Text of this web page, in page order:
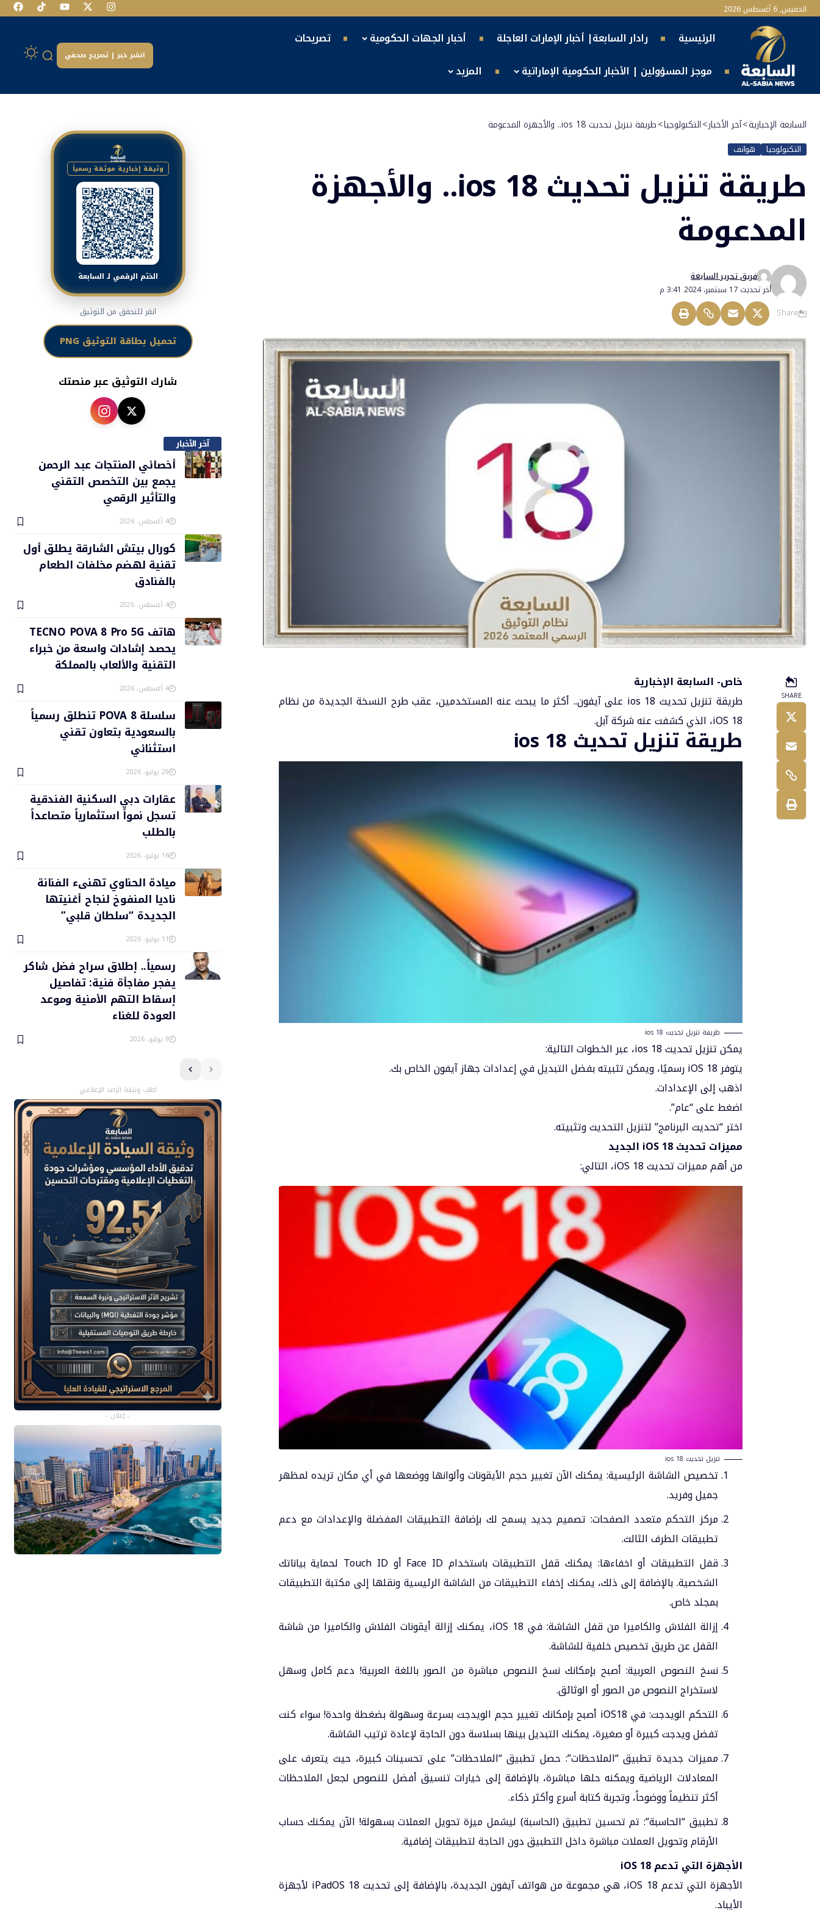
الخميس, 6 أغسطس 2026
الرئيسية رادار السابعة| أخبار الإمارات العاجلة أخبار الجهات الحكومية
تصريحات
موجز المسؤولين | الأخبار الحكومية الإماراتية
المزيد
انشر خبر | تصريح صحفي
السابعة الإخبارية>آخر الأخبار>التكنولوجيا>طريقة تنزيل تحديث ios 18.. والأجهزة المدعومة
التكنولوجيا هواتف
طريقة تنزيل تحديث ios 18.. والأجهزة
المدعومة
أخر تحديث 17 سبتمبر، 2024 3:41 م
فريق تحرير السابعة
Share
SHARE
خاص- السابعة الإخبارية
طريقة تنزيل تحديث
ios 18 على آيفون.. أكثر ما يبحث عنه المستخدمين، عقب طرح النسخة الجديدة من نظام
iOS 18، الذي كشفت عنه شركة آبل.
طريقة تنزيل تحديث ios 18
طريقة تنزيل تحديث ios 18
يمكن تنزيل تحديث ios 18، عبر الخطوات التالية:
يتوفر iOS 18 رسميًا، ويمكن تثبيته بفضل التبديل في إعدادات جهاز
آيفونالخاص بك.
اذهب إلى الإعدادات.
اضغط على “عام”.
اختر “تحديث البرنامج” لتنزيل التحديث وتثبيته.
مميزات تحديث iOS 18 الجديد
من أهم مميزات تحديث iOS 18، التالي:
تنزيل تحديث ios 18
تخصيص الشاشة الرئيسية: يمكنك الآن تغيير حجم الأيقونات وألوانها ووضعها في أي مكان تريده لمظهر
جميل وفريد.
مركز التحكم متعدد الصفحات: تصميم جديد يسمح لك بإضافة التطبيقات المفضلة والإعدادات مع دعم
تطبيقات الطرف الثالث.
قفل التطبيقات أو اخفاءها: يمكنك قفل التطبيقات باستخدام Face ID أو Touch ID لحماية بياناتك
الشخصية. بالإضافة إلى ذلك، يمكنك إخفاء التطبيقات من الشاشة الرئيسية ونقلها إلى مكتبة التطبيقات
بمجلد خاص.
إزالة الفلاش والكاميرا من قفل الشاشة: في iOS 18، يمكنك إزالة أيقونات الفلاش والكاميرا من شاشة
القفل عن طريق تخصيص خلفية للشاشة.
نسخ النصوص العربية: أصبح بإمكانك نسخ النصوص مباشرة من الصور باللغة العربية! دعم كامل وسهل
لاستخراج النصوص من الصور أو الوثائق.
التحكم الويدجت: في iOS18 أصبح بإمكانك تغيير حجم الويدجت بسرعة وسهولة بضغطة واحدة! سواء كنت
تفضل ويدجت كبيرة أو صغيرة، يمكنك التبديل بينها بسلاسة دون الحاجة لإعادة ترتيب الشاشة.
مميزات جديدة تطبيق “الملاحظات”: حصل تطبيق “الملاحظات” على تحسينات كبيرة، حيث يتعرف على
المعادلات الرياضية ويمكنه حلها مباشرة، بالإضافة إلى خيارات تنسيق أفضل للنصوص لجعل الملاحظات
أكثر تنظيماً ووضوحاً، وتجربة كتابة أسرع وأكثر ذكاء.
تطبيق “الحاسبة”: تم تحسين تطبيق (الحاسبة) ليشمل ميزة تحويل العملات بسهولة! الآن يمكنك حساب
الأرقام وتحويل العملات مباشرة داخل التطبيق دون الحاجة لتطبيقات إضافية.
الأجهزة التي تدعمiOS 18
الأجهزة التي تدعم iOS 18، هي مجموعة من هواتف آيفون الجديدة، بالإضافة إلى تحديث iPadOS 18 لأجهزة
الأيباد.
وثيقة إخبارية موثقة رسمياً
الختم الرقمي لـ السابعة
انقر للتحقق من التوثيق
تحميل بطاقة التوثيق PNG
شارك التوثيق عبر منصتك
آخر الأخبار
أخصائي المنتجات عبد الرحمن
يجمع بين التخصص التقني
والتأثير الرقمي
4 أغسطس، 2026
كورال بيتش الشارقة يطلق أول
تقنية لهضم مخلفات الطعام
بالفنادق
4 أغسطس، 2026
هاتف TECNO POVA 8 Pro 5G
يحصد إشادات واسعة من خبراء
التقنية والألعاب بالمملكة
4 أغسطس، 2026
سلسلة POVA 8 تنطلق رسمياً
بالسعودية بتعاون تقني
استثنائي
29 يوليو، 2026
عقارات دبي السكنية الفندقية
تسجل نمواً استثمارياً متصاعداً
بالطلب
16 يوليو، 2026
ميادة الحناوي تهنىء الفنانة
ناديا المنفوخ لنجاح أغنيتها
الجديدة “سلطان قلبي”
11 يوليو، 2026
رسمياً.. إطلاق سراح فضل شاكر
يفجر مفاجأة فنية: تفاصيل
إسقاط التهم الأمنية وموعد
العودة للغناء
9 يوليو، 2026
اطلب وثيقة الرصد الإعلامي
- إعلان -